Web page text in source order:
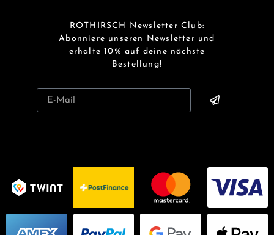
ROTHIRSCH Newsletter Club:
Abonniere unseren Newsletter und
erhalte 10% auf deine nächste
Bestellung!